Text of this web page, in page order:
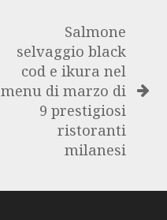
Salmone
selvaggio black
cod e ikura nel
menu di marzo di
9 prestigiosi
ristoranti
milanesi